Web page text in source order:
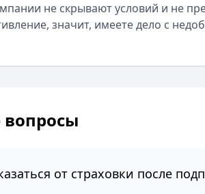
не скрывают условий и не
значит, имеете дело с
вопросы
от страховки после